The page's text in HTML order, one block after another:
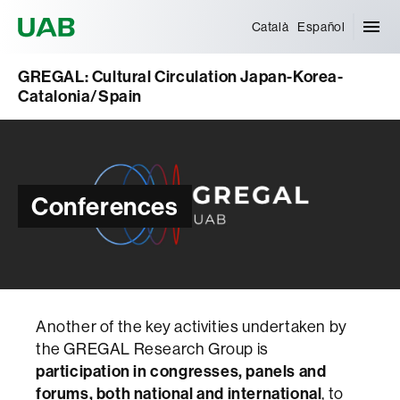
Català Español
GREGAL: Cultural Circulation Japan-Korea-
Catalonia/Spain
Conferences
Another of the key activities undertaken by
the GREGAL Research Group is
participation in congresses, panels and
forums, both national and international, to